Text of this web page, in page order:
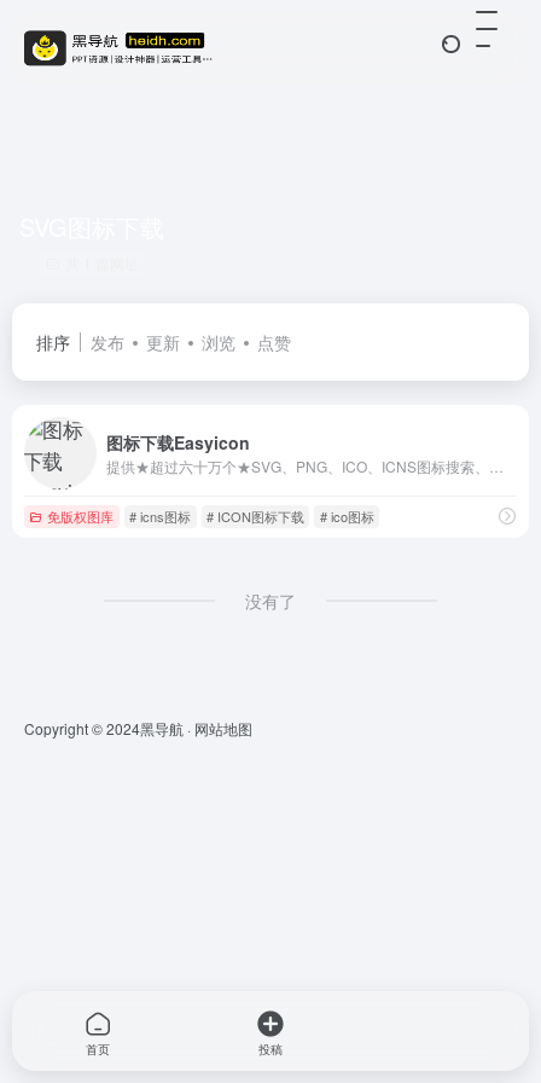
排序 发布 更新 浏览 点赞
图标下载Easyicon
免版权图库 # icns图标 # ICON图标下载 # ico图标
没有了
Copyright © 2024黑导航 · 网站地图
首页 投稿